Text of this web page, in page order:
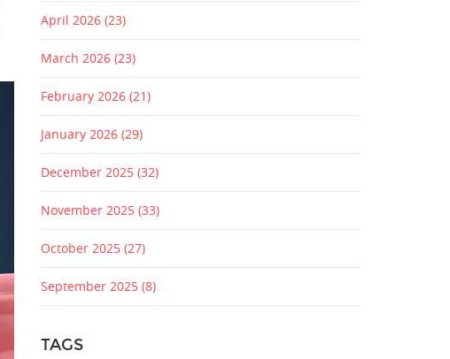
April 2026 (23)
March 2026 (23)
February 2026 (21)
January 2026 (29)
December 2025 (32)
November 2025 (33)
October 2025 (27)
September 2025 (8)
TAGS